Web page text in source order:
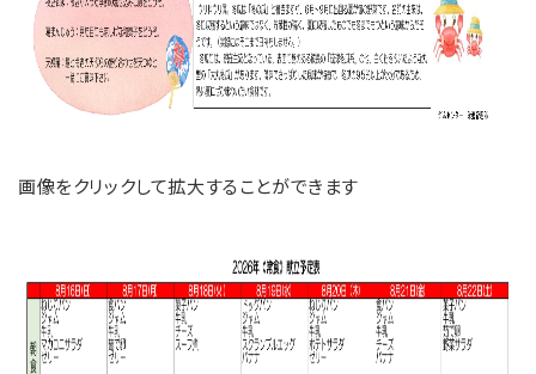
画像をクリックして拡大することができます